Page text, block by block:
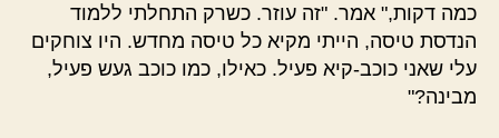
כמה דקות," אמר. "זה עוזר. כשרק התחלתי ללמוד
הנדסת טיסה, הייתי מקיא כל טיסה מחדש. היו צוחקים
עלי שאני כוכב-קיא פעיל. כאילו, כמו כוכב געש פעיל,
מבינה?"